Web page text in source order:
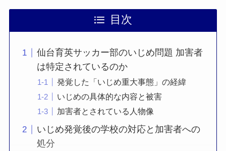
目次
仙台育英サッカー部のいじめ問題 加害者
は特定されているのか
発覚した「いじめ重大事態」の経緯
いじめの具体的な内容と被害
加害者とされている人物像
いじめ発覚後の学校の対応と加害者への
処分